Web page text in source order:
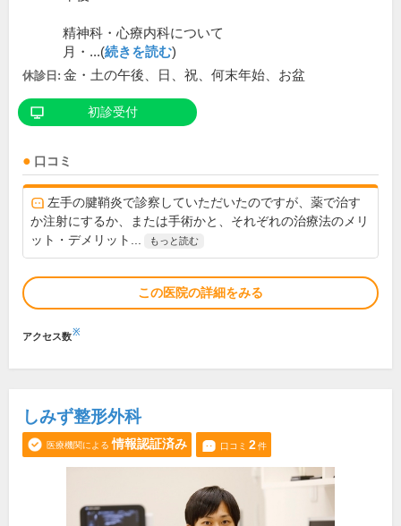
精神科・心療内科について
月・...(続きを読む)
休診日: 金・土の午後、日、祝、何末年始、お盆
初診受付
口コミ
左手の腱鞘炎で診察していただいたのですが、薬で治す
か注射にするか、または手術かと、それぞれの治療法のメリ
ット・デメリット...
もっと読む
この医院の詳細をみる
アクセス数※
しみず整形外科
医療機関による 情報認証済み 口コミ 2件